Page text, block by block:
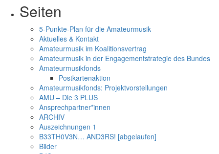
Seiten
5-Punkte-Plan für die Amateurmusik
Aktuelles & Kontakt
Amateurmusik im Koalitionsvertrag
Amateurmusik in der Engagementstrategie des Bundes
Amateurmusikfonds
Postkartenaktion
Amateurmusikfonds: Projektvorstellungen
AMU – Die 3 PLUS
Ansprechpartner*innen
ARCHIV
Auszeichnungen 1
B33TH0V3N… AND3RS! [abgelaufen]
Bilder